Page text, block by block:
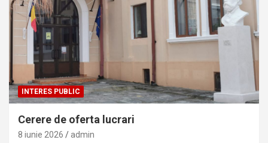
INTERES PUBLIC
Cerere de oferta lucrari
8 iunie 2026 admin